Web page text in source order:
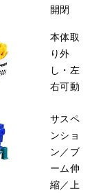
開閉
本体取
り外
し・左
右可動
サスペ
ンショ
ン／ブ
ーム伸
縮／上